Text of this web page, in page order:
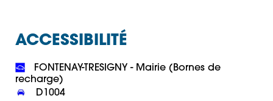
ACCESSIBILITÉ
FONTENAY-TRESIGNY - Mairie (Bornes de